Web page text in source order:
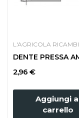
L'AGRICOLA RICAMBI
2,96 €
Aggiungi
carrello